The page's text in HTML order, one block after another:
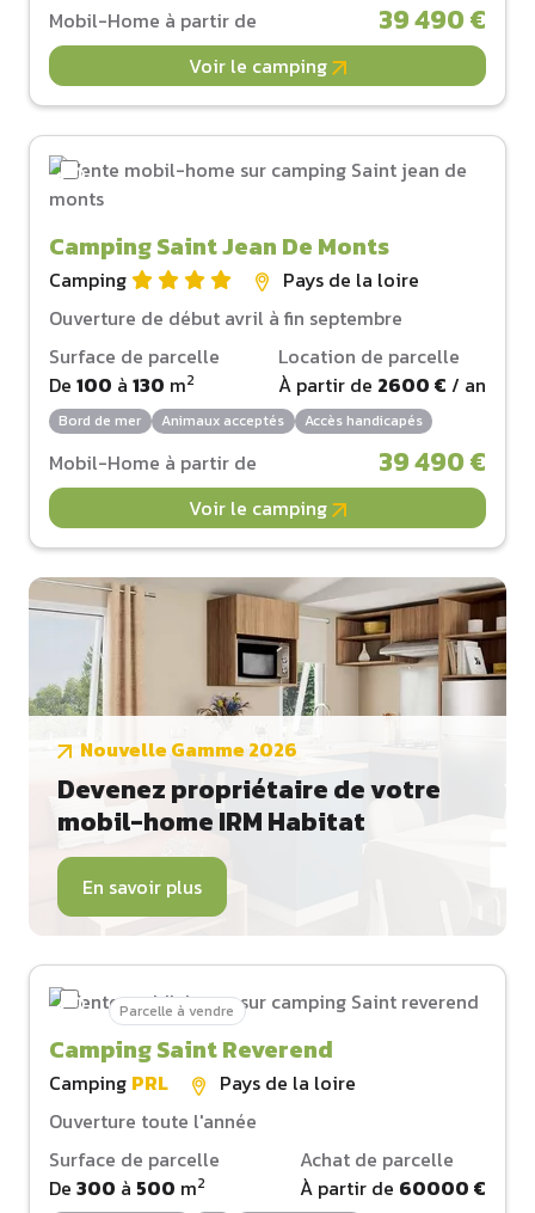
Mobil-Home à partir de 39 490 €
Voir le camping
Camping Saint Jean De Monts
Camping
Pays de la loire
Ouverture de début avril à fin septembre
Surface de parcelle
De 100 à 130 m2
Location de parcelle
À partir de 2600 € / an
Bord de mer Animaux acceptés Accès handicapés
Mobil-Home à partir de 39 490 €
Voir le camping
Nouvelle Gamme 2026
Devenez propriétaire de votre
mobil-home IRM Habitat
En savoir plus
Parcelle à vendre
Camping Saint Reverend
Camping PRL
Pays de la loire
Ouverture toute l'année
Surface de parcelle
De 300 à 500 m2
Achat de parcelle
À partir de 60000 €